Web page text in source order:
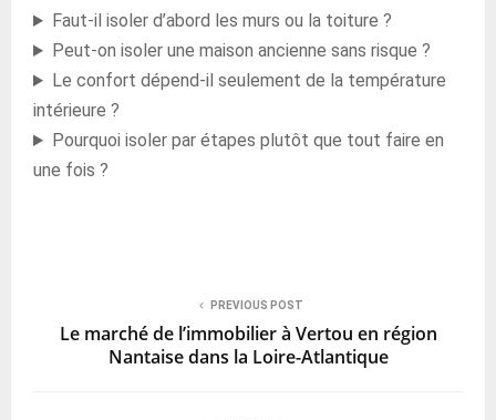
Faut-il isoler d’abord les murs ou la toiture ?
Peut-on isoler une maison ancienne sans risque ?
Le confort dépend-il seulement de la température
intérieure ?
Pourquoi isoler par étapes plutôt que tout faire en
une fois ?
PREVIOUS POST
Le marché de l’immobilier à Vertou en région
Nantaise dans la Loire-Atlantique